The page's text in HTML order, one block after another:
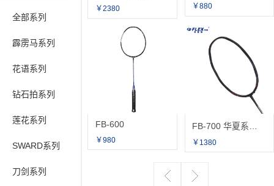
全部系列
霹雳马系列
花语系列
钻石拍系列
莲花系列
SWARD系列
刀剑系列
￥2380 ￥880
FB-600
￥980 ￥1380